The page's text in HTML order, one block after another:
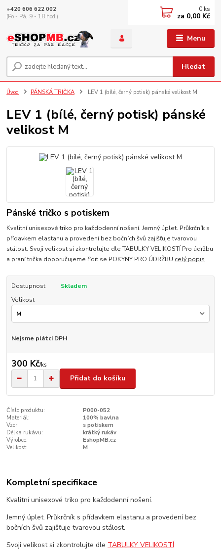
Menu
Hledat
+420 606 622 002
(Po - Pá, 9 - 18 hod.)
0 ks
za 0,00 Kč
Úvod PÁNSKÁ TRIČKA LEV 1 (bílé, černý potisk) pánské velikost M
LEV 1 (bílé, černý potisk) pánské
velikost M
Pánské tričko s potiskem
Kvalitní unisexové triko pro každodenní nošení. Jemný úplet. Průkrčník s
přídavkem elastanu a provedení bez bočních švů zajišťuje tvarovou
stálost. Svoji velikost si zkontrolujte dle TABULKY VELIKOSTÍ Pro údržbu
a praní trička doporučujeme řídit se POKYNY PRO ÚDRŽBU celý popis
Dostupnost
Skladem
Velikost
Nejsme plátci DPH
300 Kč/ks
Přidat do košíku
Číslo produktu:
P000-052
Materiál:
100% bavlna
Vzor:
s potiskem
Délka rukávu:
krátký rukáv
Výrobce:
EshopMB.cz
Velikost:
M
Kompletní specifikace
Kvalitní unisexové triko pro každodenní nošení.
Jemný úplet. Průkrčník s přídavkem elastanu a provedení bez
bočních švů zajišťuje tvarovou stálost.
Svoji velikost si zkontrolujte dle TABULKY VELIKOSTÍ